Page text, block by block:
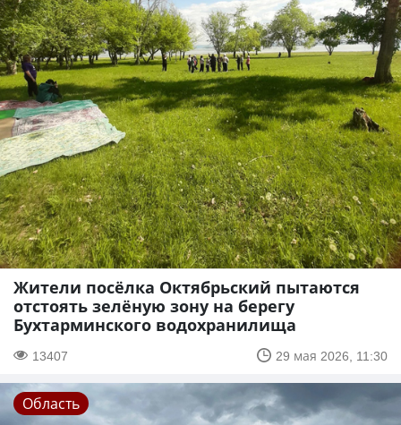
Жители посёлка Октябрьский пытаются
отстоять зелёную зону на берегу
Бухтарминского водохранилища
13407 29 мая 2026, 11:30
Область